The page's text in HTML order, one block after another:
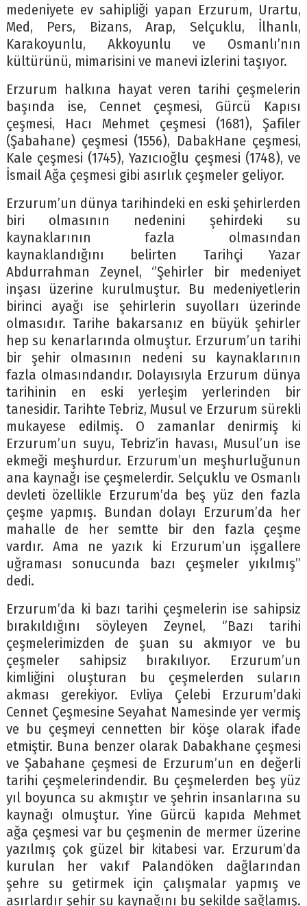
medeniyete ev sahipliği yapan Erzurum, Urartu,
Med, Pers, Bizans, Arap, Selçuklu, İlhanlı,
Karakoyunlu, Akkoyunlu ve Osmanlı’nın
kültürünü, mimarisini ve manevi izlerini taşıyor.
Erzurum halkına hayat veren tarihi çeşmelerin
başında ise, Cennet çeşmesi, Gürcü Kapısı
çeşmesi, Hacı Mehmet çeşmesi (1681), Şafiler
(Şabahane) çeşmesi (1556), DabakHane çeşmesi,
Kale çeşmesi (1745), Yazıcıoğlu çeşmesi (1748), ve
İsmail Ağa çeşmesi gibi asırlık çeşmeler geliyor.
Erzurum’un dünya tarihindeki en eski şehirlerden
biri olmasının nedenini şehirdeki su
kaynaklarının fazla olmasından
kaynaklandığını belirten Tarihçi Yazar
Abdurrahman Zeynel, ‘’Şehirler bir medeniyet
inşası üzerine kurulmuştur. Bu medeniyetlerin
birinci ayağı ise şehirlerin suyolları üzerinde
olmasıdır. Tarihe bakarsanız en büyük şehirler
hep su kenarlarında olmuştur. Erzurum’un tarihi
bir şehir olmasının nedeni su kaynaklarının
fazla olmasındandır. Dolayısıyla Erzurum dünya
tarihinin en eski yerleşim yerlerinden bir
tanesidir. Tarihte Tebriz, Musul ve Erzurum sürekli
mukayese edilmiş. O zamanlar denirmiş ki
Erzurum’un suyu, Tebriz’in havası, Musul’un ise
ekmeği meşhurdur. Erzurum’un meşhurluğunun
ana kaynağı ise çeşmelerdir. Selçuklu ve Osmanlı
devleti özellikle Erzurum’da beş yüz den fazla
çeşme yapmış. Bundan dolayı Erzurum’da her
mahalle de her semtte bir den fazla çeşme
vardır. Ama ne yazık ki Erzurum’un işgallere
uğraması sonucunda bazı çeşmeler yıkılmış”
dedi.
Erzurum’da ki bazı tarihi çeşmelerin ise sahipsiz
bırakıldığını söyleyen Zeynel, ‘’Bazı tarihi
çeşmelerimizden de şuan su akmıyor ve bu
çeşmeler sahipsiz bırakılıyor. Erzurum’un
kimliğini oluşturan bu çeşmelerden suların
akması gerekiyor. Evliya Çelebi Erzurum’daki
Cennet Çeşmesine Seyahat Namesinde yer vermiş
ve bu çeşmeyi cennetten bir köşe olarak ifade
etmiştir. Buna benzer olarak Dabakhane çeşmesi
ve Şabahane çeşmesi de Erzurum’un en değerli
tarihi çeşmelerindendir. Bu çeşmelerden beş yüz
yıl boyunca su akmıştır ve şehrin insanlarına su
kaynağı olmuştur. Yine Gürcü kapıda Mehmet
ağa çeşmesi var bu çeşmenin de mermer üzerine
yazılmış çok güzel bir kitabesi var. Erzurum’da
kurulan her vakıf Palandöken dağlarından
şehre su getirmek için çalışmalar yapmış ve
asırlardır şehir su kaynağını bu şekilde sağlamış.